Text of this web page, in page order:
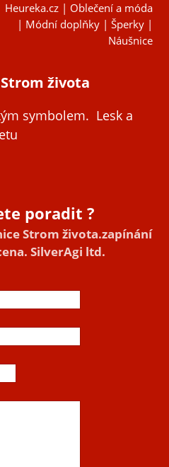
Heureka.cz | Oblečení a móda
| Módní doplňky | Šperky |
Náušnice
života
symbolem. Lesk a
poradit ?
Strom života.zapínání
SilverAgi ltd.